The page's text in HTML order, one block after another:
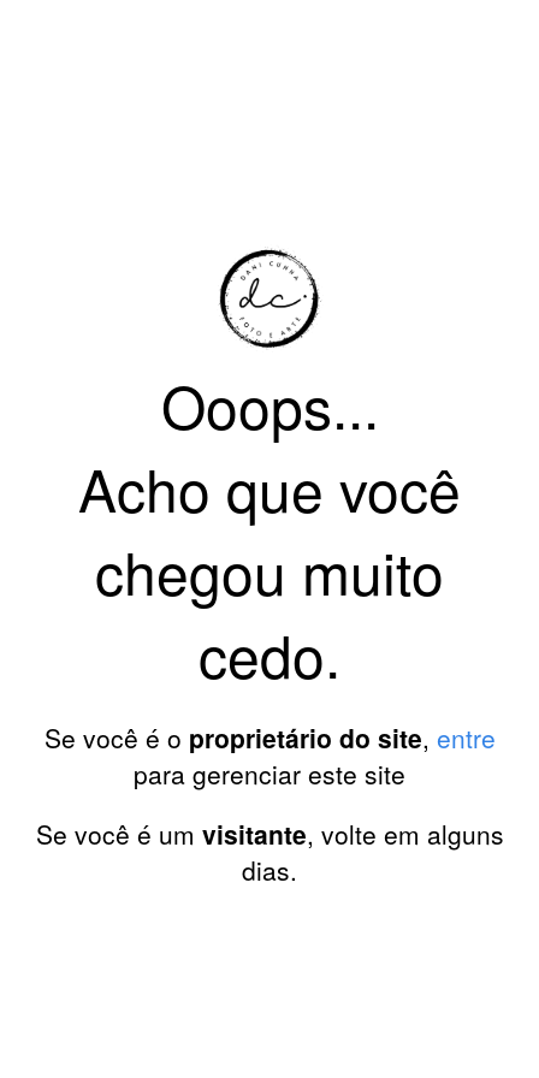
Ooops...
Acho que você
chegou muito
cedo.
Se você é o proprietário do site, entre
para gerenciar este site
Se você é um visitante, volte em alguns
dias.